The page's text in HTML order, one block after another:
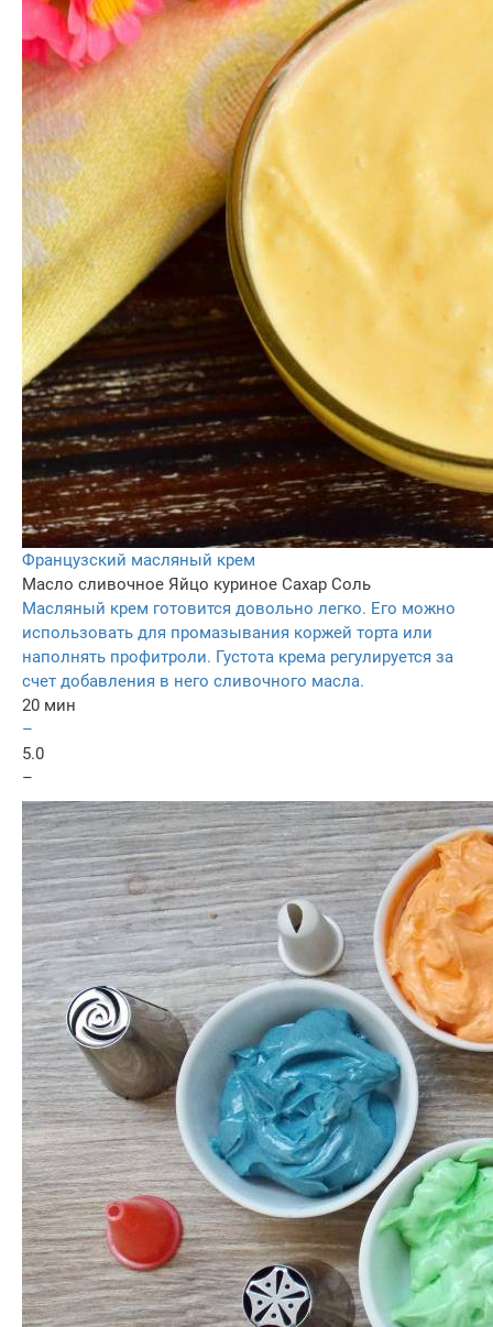
Французский масляный крем
Масло сливочное Яйцо куриное Сахар Соль
Масляный крем готовится довольно легко. Его можно
использовать для промазывания коржей торта или
наполнять профитроли. Густота крема регулируется за
счет добавления в него сливочного масла.
20 мин
–
5.0
–